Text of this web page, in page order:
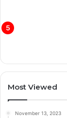
Most Viewed
November 13, 2023